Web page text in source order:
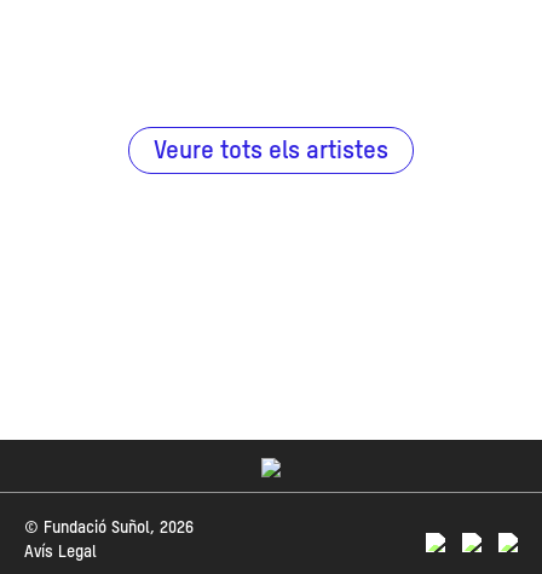
Veure tots els artistes
© Fundació Suñol, 2026
Avís Legal